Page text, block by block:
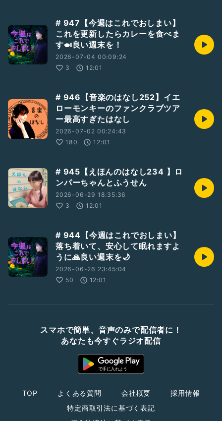
# 947【今週はこれでおしまい】
これを更新したらカレーを食べま
す🍛良い週末を！
2026-07-04 00:09:24
3
12:01
# 946【音楽のはなし252】イエ
ローモンキーのファンクラブツア
ー最高すぎたはなし
2026-07-02 00:24:43
180
12:01
# 945【えほんのはなし234 】ロ
ンパーちゃんとふうせん
2026-06-29 18:35:36
3
12:01
# 944【今週はこれでおしまい】
落ち着いて、安心して眠れますよ
うに🙏良い週末を🌙
2026-06-26 23:45:04
50
12:01
スマホで簡単、音声のみで配信者に！
あなたも今すぐラジオ配信
TOP よくある質問 会社概要
採用情報
特定商取引法に基づく表記